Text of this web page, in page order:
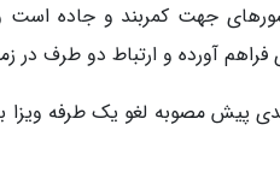
جهت کمربند و جاده است
فراهم آورده و ارتباط دو طرف